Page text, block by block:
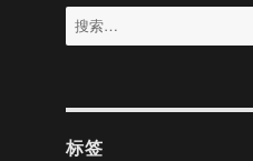
搜
索：
标签